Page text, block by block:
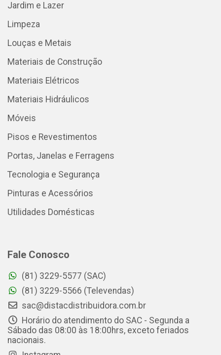
Jardim e Lazer
Limpeza
Louças e Metais
Materiais de Construção
Materiais Elétricos
Materiais Hidráulicos
Móveis
Pisos e Revestimentos
Portas, Janelas e Ferragens
Tecnologia e Segurança
Pinturas e Acessórios
Utilidades Domésticas
Fale Conosco
(81) 3229-5577 (SAC)
(81) 3229-5566 (Televendas)
sac@distacdistribuidora.com.br
Horário do atendimento do SAC - Segunda a
Sábado das 08:00 às 18:00hrs, exceto feriados
nacionais.